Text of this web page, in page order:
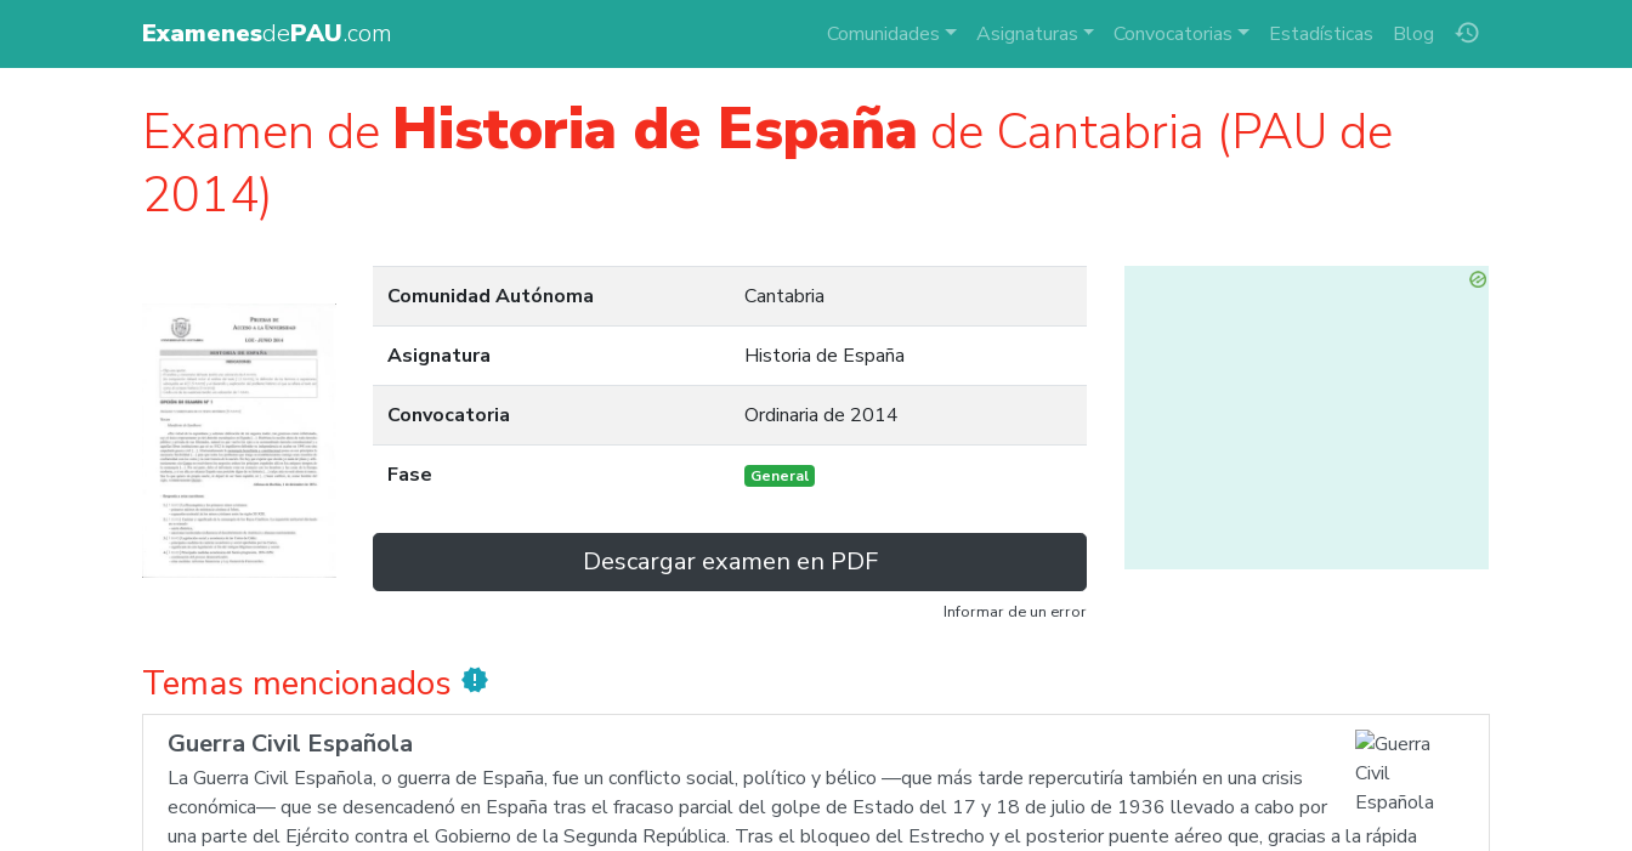
ExamenesdePAU.com history
Comunidades Asignaturas Convocatorias Estadísticas Blog
Examen de Historia de España de Cantabria (PAU de
2014)
Comunidad Autónoma Cantabria
Asignatura Historia de España
Convocatoria Ordinaria de 2014
Fase General
Descargar examen en PDF
Informar de un error
Temas mencionados new_releases
Guerra Civil Española
La Guerra Civil Española, o guerra de España, fue un conflicto social, político y bélico —que más tarde repercutiría también en una crisis
económica— que se desencadenó en España tras el fracaso parcial del golpe de Estado del 17 y 18 de julio de 1936 llevado a cabo por
una parte del Ejército contra el Gobierno de la Segunda República. Tras el bloqueo del Estrecho y el posterior puente aéreo que, gracias a la rápida